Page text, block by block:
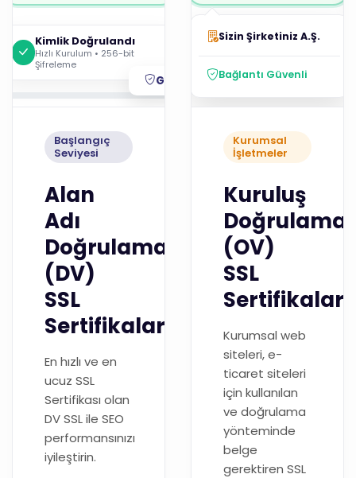
Kimlik Doğrulandı
Hızlı Kurulum • 256-bit
Şifreleme
Güvenli
Başlangıç
Seviyesi
Alan
Adı
Doğrulamalı
(DV)
SSL
Sertifikaları
En hızlı ve en
ucuz SSL
Sertifikası olan
DV SSL ile SEO
performansınızı
iyileştirin.
Sizin Şirketiniz A.Ş.
Bağlantı Güvenli
Kurumsal
İşletmeler
Kuruluş
(OV)
SSL
Sertifikaları
Kurumsal web
siteleri, e-
ticaret siteleri
için kullanılan
ve doğrulama
yönteminde
belge
gerektiren SSL